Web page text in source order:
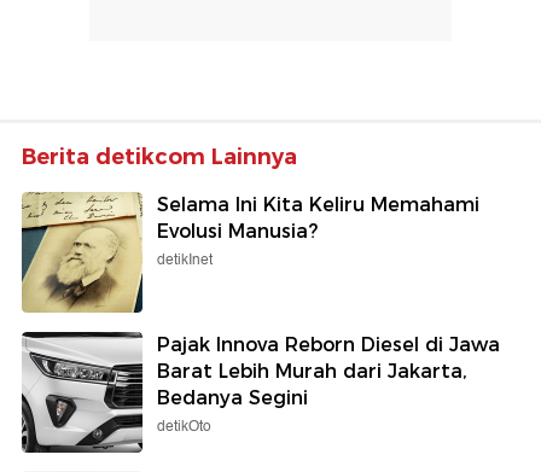
Berita detikcom Lainnya
Selama Ini Kita Keliru Memahami
Evolusi Manusia?
detikInet
Pajak Innova Reborn Diesel di Jawa
Barat Lebih Murah dari Jakarta,
Bedanya Segini
detikOto